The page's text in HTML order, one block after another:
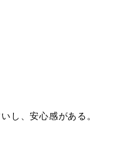
し、安心感がある。